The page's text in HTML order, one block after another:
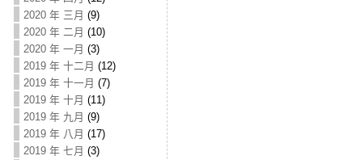
2020 年 三月 (9)
2020 年 二月 (10)
2020 年 一月 (3)
2019 年 十二月 (12)
2019 年 十一月 (7)
2019 年 十月 (11)
2019 年 九月 (9)
2019 年 八月 (17)
2019 年 七月 (3)